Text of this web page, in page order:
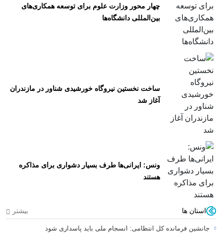
چهار محور وزارت علوم برای توسعه همکاری‌های
بین‌المللی دانشگاه‌ها
ساخت نخستین نیروگاه خورشیدی شناور در مازندران
آغاز شد
ونس: ایرانی‌ها طرف بسیار دشواری برای مذاکره
هستند
استان ها بیشتر
جانشین فرمانده کل انتظامی: انسجام ملی باید پاسداری شود